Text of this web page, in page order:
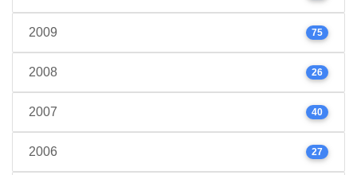
2009 75
2008 26
2007 40
2006 27